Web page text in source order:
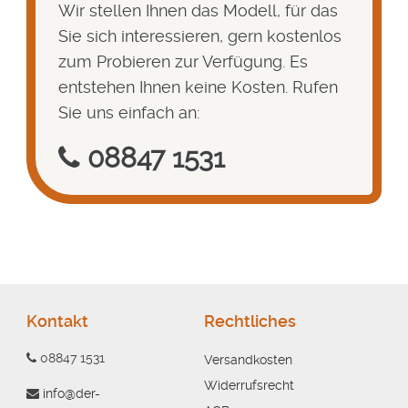
Wir stellen Ihnen das Modell, für das
Sie sich interessieren, gern kostenlos
zum Probieren zur Verfügung. Es
entstehen Ihnen keine Kosten. Rufen
Sie uns einfach an:
08847 1531
Kontakt
08847 1531
info@der-
Rechtliches
Versandkosten
Widerrufsrecht